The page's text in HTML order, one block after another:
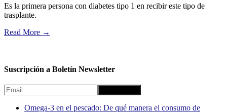
Es la primera persona con diabetes tipo 1 en recibir este tipo de
trasplante.
Read More →
Suscripción a Boletín Newsletter
Omega-3 en el pescado: De qué manera el consumo de